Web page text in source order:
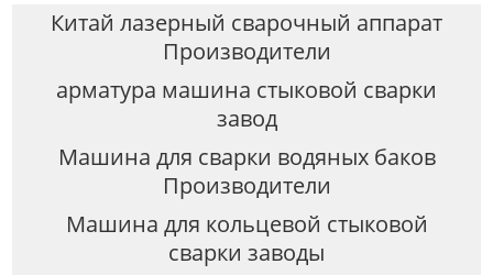
Китай лазерный сварочный аппарат
Производители
арматура машина стыковой сварки
завод
Машина для сварки водяных баков
Производители
Машина для кольцевой стыковой
сварки заводы